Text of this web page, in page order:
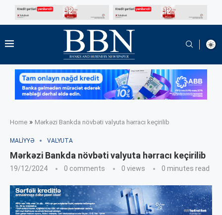
Home » Mərkəzi Bankda növbəti valyuta hərracı keçirilib
MALIYYƏ VALYUTA
Mərkəzi Bankda növbəti valyuta hərracı keçirilib
19/12/2024 0 comments 0 views 0 minutes read